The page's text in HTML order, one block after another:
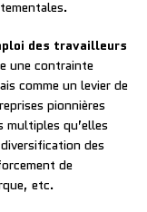
des travailleurs
une contrainte
comme un levier de
pionnières
multiples qu’elles
des
de
etc.